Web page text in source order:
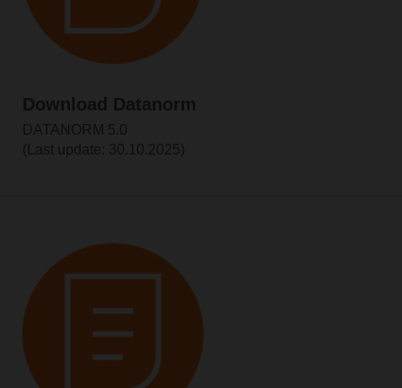
Download Datanorm
DATANORM 5.0
(Last update: 30.10.2025)